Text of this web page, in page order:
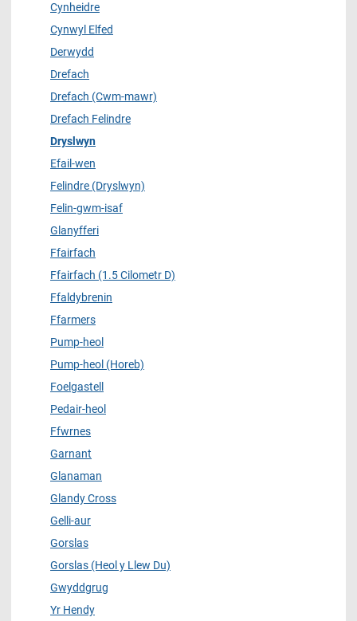
Cynheidre
Cynwyl Elfed
Derwydd
Drefach
Drefach (Cwm-mawr)
Drefach Felindre
Dryslwyn
Efail-wen
Felindre (Dryslwyn)
Felin-gwm-isaf
Glanyfferi
Ffairfach
Ffairfach (1.5 Cilometr D)
Ffaldybrenin
Ffarmers
Pump-heol
Pump-heol (Horeb)
Foelgastell
Pedair-heol
Ffwrnes
Garnant
Glanaman
Glandy Cross
Gelli-aur
Gorslas
Gorslas (Heol y Llew Du)
Gwyddgrug
Yr Hendy